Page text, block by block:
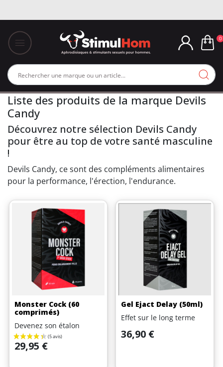
0
Liste des produits de la marque Devils
Candy
Découvrez notre sélection Devils Candy
pour être au top de votre santé masculine
!
Devils Candy, ce sont des compléments alimentaires
pour la performance, l'érection, l'endurance.
Monster Cock (60
comprimés)
Devenez son étalon
Prix
29,95 €
Gel Ejact Delay (50ml)
Effet sur le long terme
Prix
36,90 €